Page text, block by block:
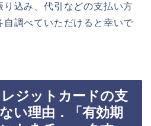
り込み、代引などの支払い方
調べていただけると幸いで
ジットカードの支
い理由．「有効期